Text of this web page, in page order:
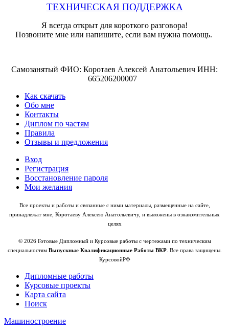
ТЕХНИЧЕСКАЯ ПОДДЕРЖКА
Я всегда открыт для короткого разговора!
Позвоните мне или напишите, если вам нужна помощь.
Самозанятый ФИО: Коротаев Алексей Анатольевич ИНН:
665206200007
Как скачать
Обо мне
Контакты
Диплом по частям
Правила
Отзывы и предложения
Вход
Регистрация
Восстановление пароля
Мои желания
Все проекты и работы и связанные с ними материалы, размещенные на сайте,
принадлежат мне, Коротаеву Алексею Анатольевичу, и выложены в ознакомительных
целях
© 2026 Готовые Дипломный и Курсовые работы с чертежами по техническим
специальностям Выпускные Квалификационные Работы ВКР. Все права защищены.
КурсовойРФ
Дипломные работы
Курсовые проекты
Карта сайта
Поиск
Машиностроение